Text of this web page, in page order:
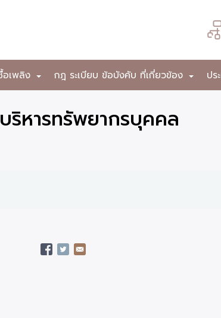
+
อเพลิง +
กฎ ระเบียบ ข้อบังคับ ที่เกี่ยวข้อง ปร
ริหารทรัพยากรบุคคล